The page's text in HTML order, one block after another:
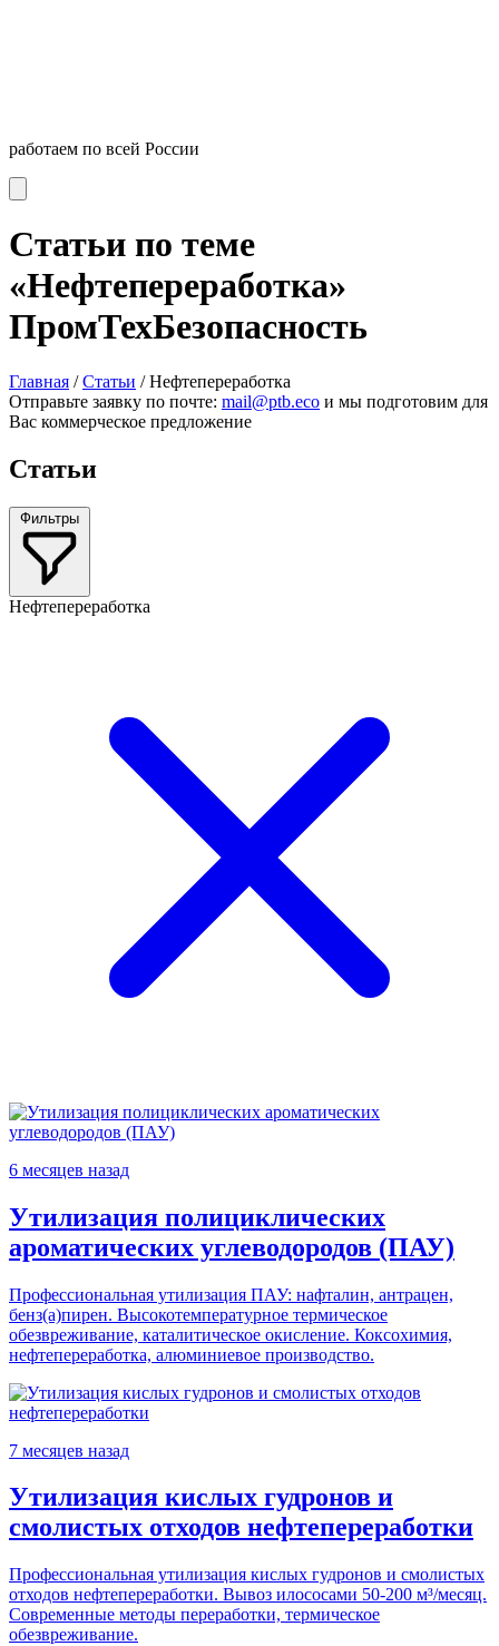
работаем по всей России
Статьи по теме
«Нефтепереработка»
ПромТехБезопасность
Главная /Статьи /Нефтепереработка
Отправьте заявку по почте: mail@ptb.eco и мы подготовим для
Вас коммерческое предложение
Статьи
Фильтры
Нефтепереработка
6 месяцев назад
Утилизация полициклических
ароматических углеводородов (ПАУ)
Профессиональная утилизация ПАУ: нафталин, антрацен,
бенз(а)пирен. Высокотемпературное термическое
обезвреживание, каталитическое окисление. Коксохимия,
нефтепереработка, алюминиевое производство.
7 месяцев назад
Утилизация кислых гудронов и
смолистых отходов нефтепереработки
Профессиональная утилизация кислых гудронов и смолистых
отходов нефтепереработки. Вывоз илососами 50-200 м³/месяц.
Современные методы переработки, термическое
обезвреживание.